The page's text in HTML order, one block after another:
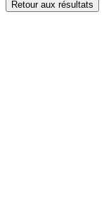
Retour aux résultats